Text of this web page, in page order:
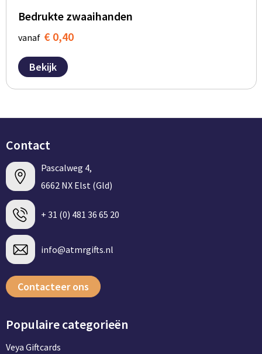
Bedrukte zwaaihanden
vanaf € 0,40
Bekijk
Contact
Pascalweg 4,
6662 NX Elst (Gld)
+ 31 (0) 481 36 65 20
info@atmrgifts.nl
Contacteer ons
Populaire categorieën
Veya Giftcards